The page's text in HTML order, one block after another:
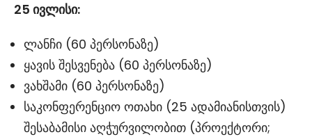
25 ივლისი:
ლანჩი (60 პერსონაზე)
ყავის შესვენება (60 პერსონაზე)
ვახშამი (60 პერსონაზე)
საკონფერენციო ოთახი (25 ადამიანისთვის)
შესაბამისი აღჭურვილობით (პროექტორი;